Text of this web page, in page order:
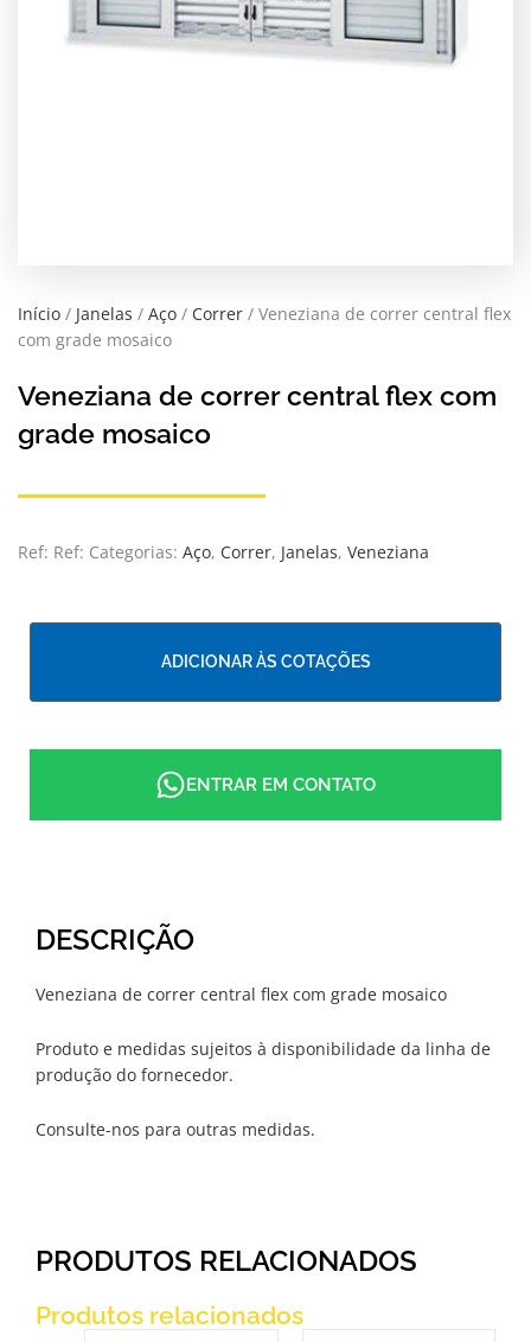
Início / Janelas / Aço / Correr / Veneziana de correr central flex
com grade mosaico
Veneziana de correr central flex com
grade mosaico
Ref: Ref: Categorias: Aço, Correr, Janelas, Veneziana
ADICIONAR ÀS COTAÇÕES
ENTRAR EM CONTATO
DESCRIÇÃO
Veneziana de correr central flex com grade mosaico
Produto e medidas sujeitos à disponibilidade da linha de
produção do fornecedor.
Consulte-nos para outras medidas.
PRODUTOS RELACIONADOS
Produtos relacionados